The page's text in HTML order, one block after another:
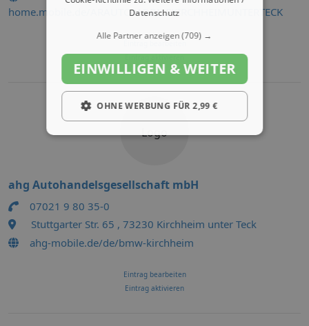
home.mobile.de/ARAUTOMOBILEKIRCHHEIMUNTERTECK
Eintrag bearbeiten
Logo
ahg Autohandelsgesellschaft mbH
07021 9 80 35-0
Stuttgarter Str. 65 , 73230 Kirchheim unter Teck
ahg-mobile.de/de/bmw-kirchheim
Eintrag bearbeiten
Eintrag aktivieren
Datenschutz
Alle Partner anzeigen(709) →
EINWILLIGEN & WEITER
OHNE WERBUNG FÜR 2,99 €